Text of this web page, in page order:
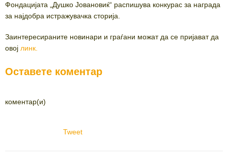
Фондацијата „Душко Јовановиќ“ распишува конкурас за награда
за најдобра истражувачка сторија.
Заинтересираните новинари и граѓани можат да се пријават да
овој линк.
Оставете коментар
коментар(и)
Tweet